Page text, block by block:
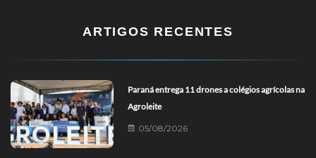
ARTIGOS RECENTES
Paraná entrega 11 drones a colégios agrícolas na
Agroleite
05/08/2026